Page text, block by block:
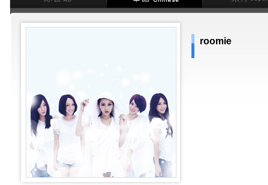
roomie